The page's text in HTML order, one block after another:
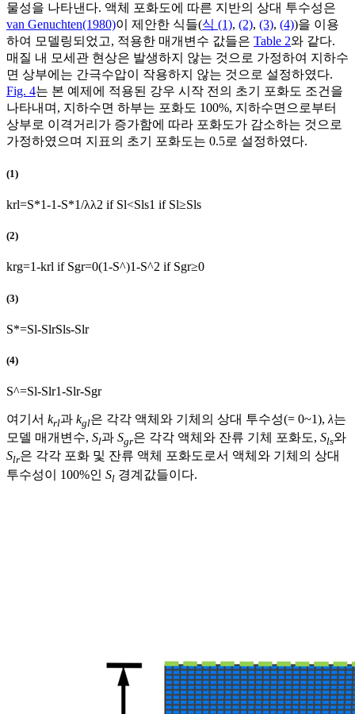
물성을 나타낸다. 액체 포화도에 따른 지반의 상대 투수성은
van Genuchten(1980)이 제안한 식들(식 (1), (2), (3), (4))을 이용
하여 모델링되었고, 적용한 매개변수 값들은 Table 2와 같다.
매질 내 모세관 현상은 발생하지 않는 것으로 가정하여 지하수
면 상부에는 간극수압이 작용하지 않는 것으로 설정하였다.
Fig. 4는 본 예제에 적용된 강우 시작 전의 초기 포화도 조건을
나타내며, 지하수면 하부는 포화도 100%, 지하수면으로부터
상부로 이격거리가 증가함에 따라 포화도가 감소하는 것으로
가정하였으며 지표의 초기 포화도는 0.5로 설정하였다.
(1)
krl=S*1-1-S*1/λλ2 if Sl<Sls1 if Sl≥Sls
(2)
krg=1-krl if Sgr=0(1-S^)1-S^2 if Sgr≥0
(3)
S*=Sl-SlrSls-Slr
(4)
S^=Sl-Slr1-Slr-Sgr
여기서 krl과 kgl은 각각 액체와 기체의 상대 투수성(= 0~1), λ는
모델 매개변수, Sl과 Sgr은 각각 액체와 잔류 기체 포화도, Sls와
Slr은 각각 포화 및 잔류 액체 포화도로서 액체와 기체의 상대
투수성이 100%인 Sl 경계값들이다.